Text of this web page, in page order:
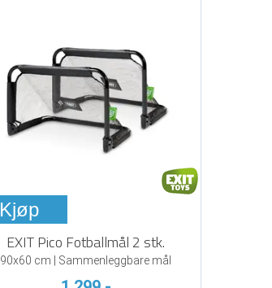
Kjøp
EXIT Pico Fotballmål 2 stk.
90x60 cm | Sammenleggbare mål